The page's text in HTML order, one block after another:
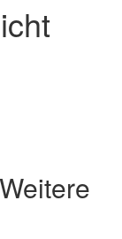
Weitere